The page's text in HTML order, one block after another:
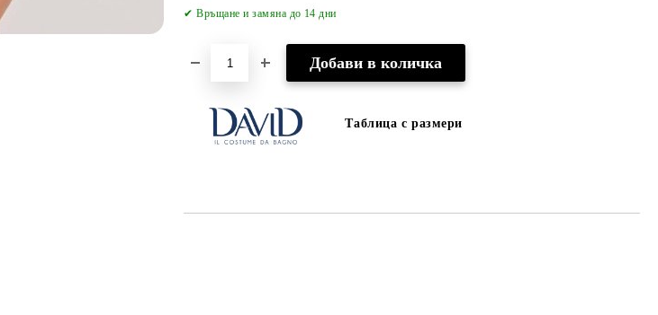
✔ Връщане и замяна до 14 дни
Таблица с размери